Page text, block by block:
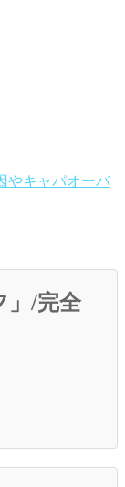
やキャパオーバ
」/完全